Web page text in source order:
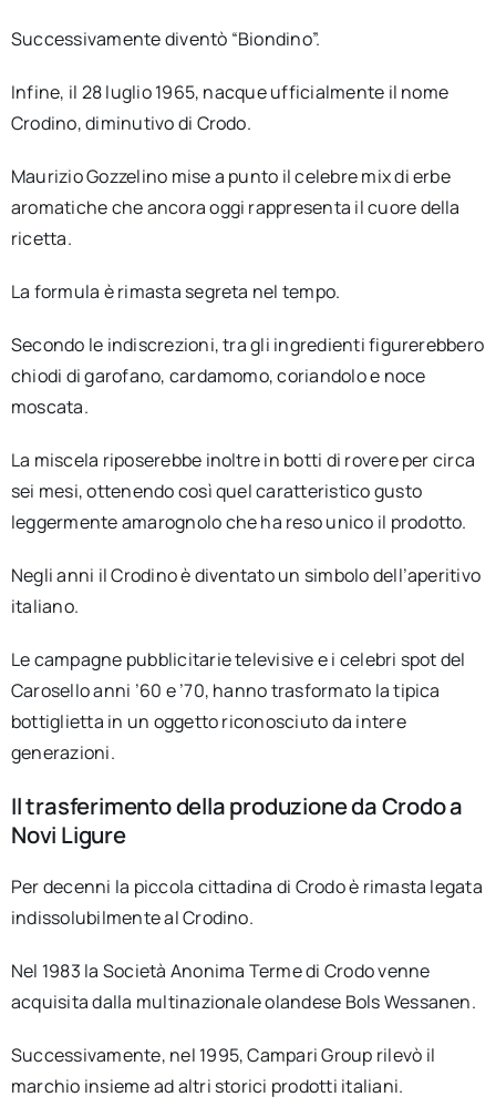
Successivamente diventò “Biondino”.
Infine, il 28 luglio 1965, nacque ufficialmente il nome
Crodino, diminutivo di Crodo.
Maurizio Gozzelino mise a punto il celebre mix di erbe
aromatiche che ancora oggi rappresenta il cuore della
ricetta.
La formula è rimasta segreta nel tempo.
Secondo le indiscrezioni, tra gli ingredienti figurerebbero
chiodi di garofano, cardamomo, coriandolo e noce
moscata.
La miscela riposerebbe inoltre in botti di rovere per circa
sei mesi, ottenendo così quel caratteristico gusto
leggermente amarognolo che ha reso unico il prodotto.
Negli anni il Crodino è diventato un simbolo dell’aperitivo
italiano.
Le campagne pubblicitarie televisive e i celebri spot del
Carosello anni ’60 e ’70, hanno trasformato la tipica
bottiglietta in un oggetto riconosciuto da intere
generazioni.
Il trasferimento della produzione da Crodo a
Novi Ligure
Per decenni la piccola cittadina di Crodo è rimasta legata
indissolubilmente al Crodino.
Nel 1983 la Società Anonima Terme di Crodo venne
acquisita dalla multinazionale olandese Bols Wessanen.
Successivamente, nel 1995, Campari Group rilevò il
marchio insieme ad altri storici prodotti italiani.